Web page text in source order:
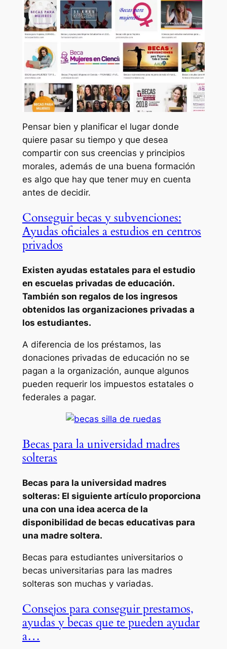
Pensar bien y planificar el lugar donde
quiere pasar su tiempo y que desea
compartir con sus creencias y principios
morales, además de una buena formación
es algo que hay que tener muy en cuenta
antes de decidir.
Conseguir becas y subvenciones:
Ayudas oficiales a estudios en centros
privados
Existen ayudas estatales para el estudio
en escuelas privadas de educación.
También son regalos de los ingresos
obtenidos las organizaciones privadas a
los estudiantes.
A diferencia de los préstamos, las
donaciones privadas de educación no se
pagan a la organización, aunque algunos
pueden requerir los impuestos estatales o
federales a pagar.
Becas para la universidad madres
solteras
Becas para la universidad madres
solteras: El siguiente artículo proporciona
una con una idea acerca de la
disponibilidad de becas educativas para
una madre soltera.
Becas para estudiantes universitarios o
becas universitarias para las madres
solteras son muchas y variadas.
Consejos para conseguir prestamos,
ayudas y becas que te pueden ayudar
a…